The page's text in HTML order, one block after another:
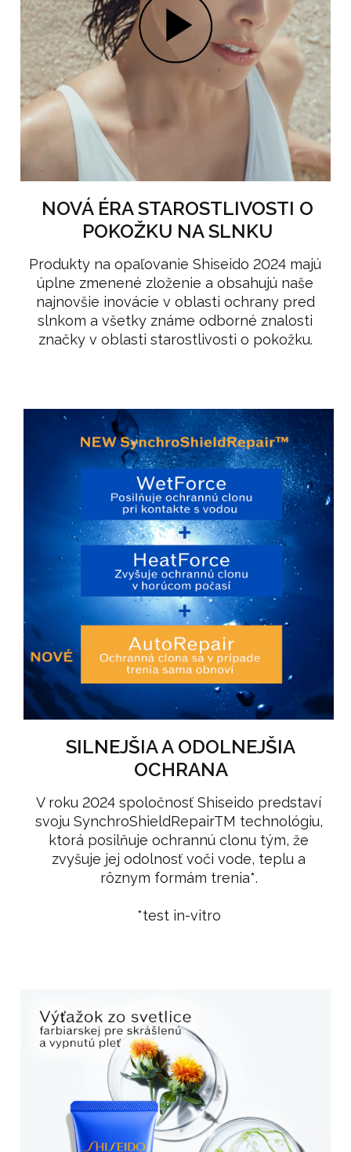
NOVÁ ÉRA STAROSTLIVOSTI O
POKOŽKU NA SLNKU
Produkty na opaľovanie Shiseido 2024 majú
úplne zmenené zloženie a obsahujú naše
najnovšie inovácie v oblasti ochrany pred
slnkom a všetky známe odborné znalosti
značky v oblasti starostlivosti o pokožku.
SILNEJŠIA A ODOLNEJŠIA
OCHRANA
V roku 2024 spoločnosť Shiseido predstaví
svoju SynchroShieldRepairTM technológiu,
ktorá posilňuje ochrannú clonu tým, že
zvyšuje jej odolnosť voči vode, teplu a
rôznym formám trenia*.
*test in-vitro